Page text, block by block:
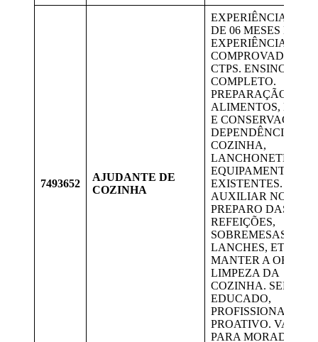
7493652
AJUDANTE DE
COZINHA
EXPERIÊNCIA
DE 06 MESES DE
EXPERIÊNCIA
COMPROVADA NA
CTPS. ENSINO
COMPLETO.
PREPARAÇÃO DE
ALIMENTOS,
E CONSERVAÇÃO
DEPENDÊNCIAS DA
COZINHA,
LANCHONETE E
EQUIPAMENTOS
EXISTENTES.
AUXILIAR NO
PREPARO DAS
REFEIÇÕES,
SOBREMESAS,
LANCHES, ETC.
MANTER A ORDEM
LIMPEZA DA
COZINHA. SER
EDUCADO,
PROFISSIONAL E
PROATIVO. VAGA
PARA